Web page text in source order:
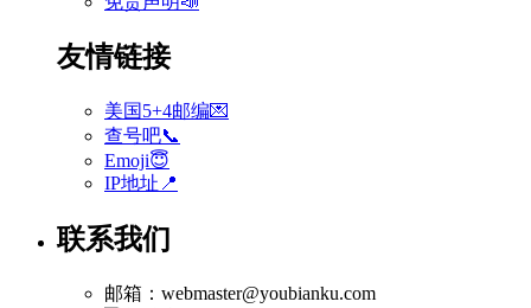
友情链接
美国5+4邮编💌
查号吧📞
Emoji😇
IP地址📍
联系我们
邮箱：webmaster@youbianku.com